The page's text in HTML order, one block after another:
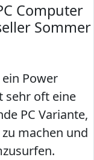
Computer
Sommer
Power
sehr oft eine
PC Variante,
machen und